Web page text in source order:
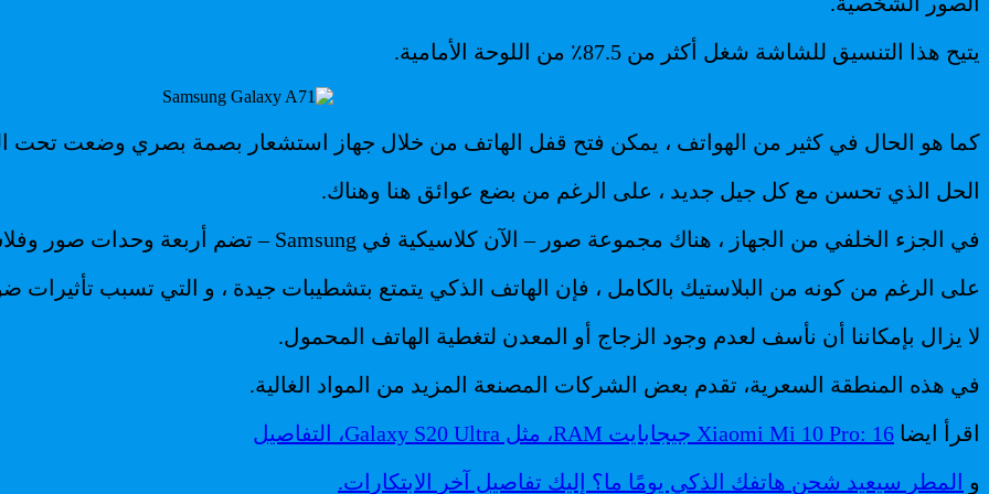
يتيح هذا التنسيق للشاشة شغل أكثر من 87.5٪ من اللوحة الأمامية.
كما هو الحال في كثير من الهواتف ، يمكن فتح قفل الهاتف من خلال جهاز استشعار بصمة بصري وضعت تحت
الحل الذي تحسن مع كل جيل جديد ، على الرغم من بضع عوائق هنا وهناك.
في الجزء الخلفي من الجهاز ، هناك مجموعة صور – الآن كلاسيكية في Samsung – تضم أربعة وحدات صور وفلاش.
على الرغم من كونه من البلاستيك بالكامل ، فإن الهاتف الذكي يتمتع بتشطيبات جيدة ، و التي تسبب تأثيرات
لا يزال بإمكاننا أن نأسف لعدم وجود الزجاج أو المعدن لتغطية الهاتف المحمول.
في هذه المنطقة السعرية، تقدم بعض الشركات المصنعة المزيد من المواد الغالية.
اقرأ ايضا Xiaomi Mi 10 Pro: 16 جيجابايت RAM، مثل Galaxy S20 Ultra، التفاصيل
و المطر سيعيد شحن هاتفك الذكي يومًا ما؟ إليك تفاصيل آخر الابتكارات.